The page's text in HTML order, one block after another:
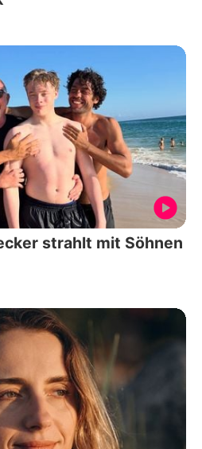
strahlt mit Söhnen